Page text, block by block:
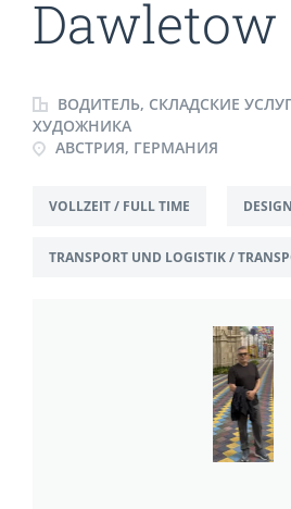
Dawletow
ВОДИТЕЛЬ, СКЛАДСКИЕ
ХУДОЖНИКА
АВСТРИЯ, ГЕРМАНИЯ
VOLLZEIT / FULL TIME DESIGN
TRANSPORT UND LOGISTIK /